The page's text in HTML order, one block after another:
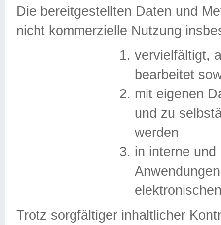
Die bereitgestellten Daten und
nicht kommerzielle Nutzung
vervielfältigt,
bearbeitet
mit eigenen
und zu
werden
in interne
Trotz sorgfältiger inhaltlicher